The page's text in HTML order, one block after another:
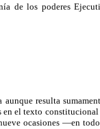
de los poderes
resulta
en el texto
ocasiones —en